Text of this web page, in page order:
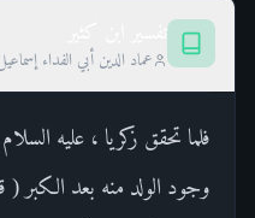
عماد الدين أبي الفداء
فلما تحقق زكريا ، عليه
وجود الولد منه بعد